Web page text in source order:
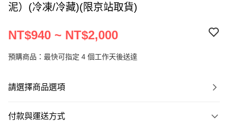
泥）(冷凍/冷藏)(限京站取貨)
NT$940 ~ NT$2,000
預購商品：最快可指定 4 個工作天後送達
請選擇商品選項
付款與運送方式